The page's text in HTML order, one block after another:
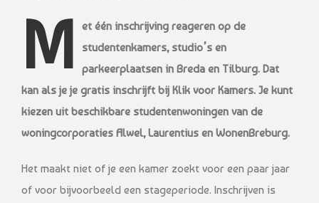
M
et één inschrijving reageren op de
studentenkamers, studio’s en
parkeerplaatsen in Breda en Tilburg. Dat
kan als je je gratis inschrijft bij Klik voor Kamers. Je kunt
kiezen uit beschikbare studentenwoningen van de
woningcorporaties Alwel, Laurentius en WonenBreburg.
Het maakt niet of je een kamer zoekt voor een paar jaar
of voor bijvoorbeeld een stageperiode. Inschrijven is